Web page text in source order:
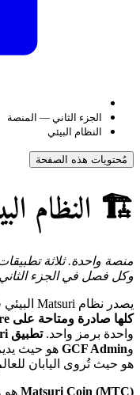
الجزء الثاني — المنصة
النظام البيئي
مُحتويات هذه الصفحة
🏗️ النظام
منصة واحدة. ثلاثة
وكل فصل في الجزء
يصدر نظام Matsuri البيئي في صورة
كلها صادرة ومتاحة على App Store
واحدة برمز واحد.تطبيق Matsuri
وGCF Admin هو حيث
هو حيث تُروى اليابان
Matsuri Coin (MTC) هو